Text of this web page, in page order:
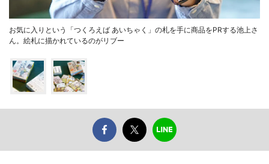
お気に入りという「つくろえば あいちゃく」の札を手に商品をPRする池上さ
ん。絵札に描かれているのがリブー